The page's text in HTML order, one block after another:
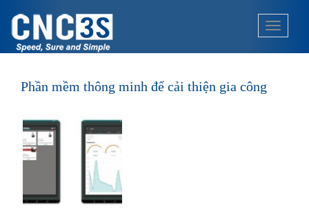
p
Phần mềm thông minh để cải thiện gia công